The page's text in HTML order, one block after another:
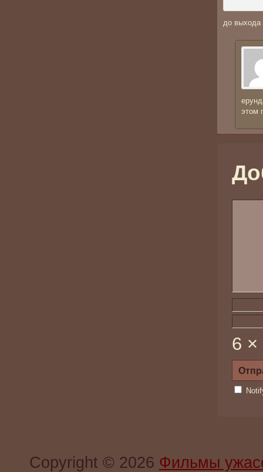
до выхода
этом
6 ×
Copyright © 2026 Фильмы